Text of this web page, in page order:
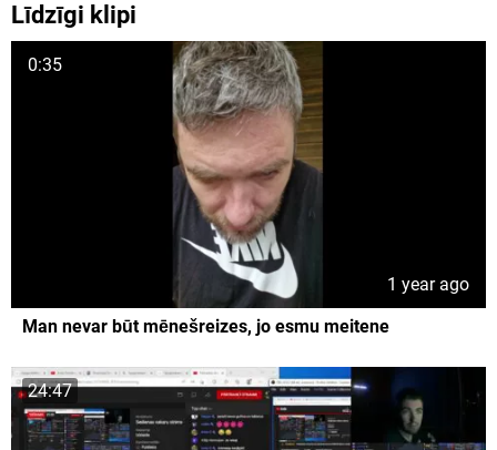
Līdzīgi klipi
0:35
1 year ago
Man nevar būt mēnešreizes, jo esmu meitene
24:47